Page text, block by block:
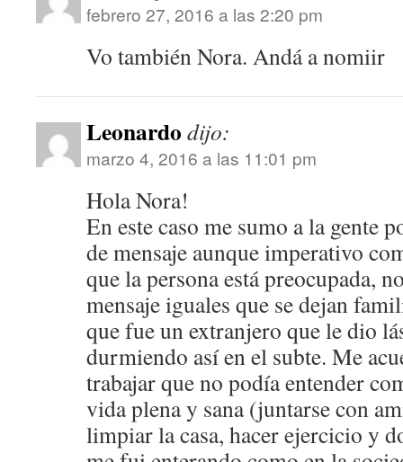
febrero 27, 2016 a las 2:20 pm
Vo también Nora. Andá a nomiir
Leonardo dijo:
marzo 4, 2016 a las 11:01 pm
Hola Nora!
En este caso me sumo a la gente
de mensaje aunque imperativo
que la persona está preocupada,
mensaje iguales que se dejan
que fue un extranjero que le dio
durmiendo así en el subte. Me
trabajar que no podía entender
vida plena y sana (juntarse con
limpiar la casa, hacer ejercicio y